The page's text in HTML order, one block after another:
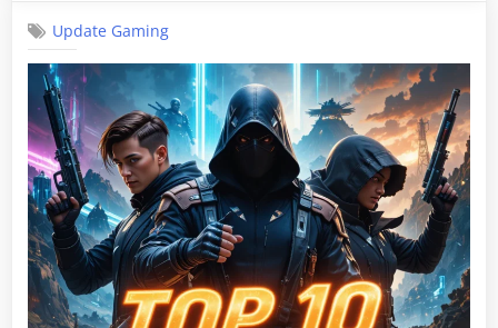
Update Gaming